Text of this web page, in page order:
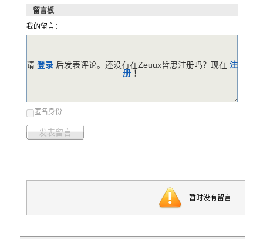
留言板
我的留言：
匿名身份
发表留言
请 登录 后发表评论。还没有在Zeuux哲思注册吗？现在 注
册 ！
暂时没有留言